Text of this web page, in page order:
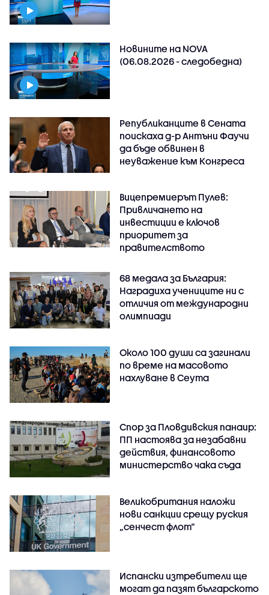
Новините на NOVA
(06.08.2026 - следобедна)
Републиканците в Сената
поискаха д-р Антъни Фаучи
да бъде обвинен в
неуважение към Конгреса
Вицепремиерът Пулев:
Привличането на
инвестиции е ключов
приоритет за
правителството
68 медала за България:
Наградиха учениците ни с
отличия от международни
олимпиади
Около 100 души са загинали
по време на масовото
нахлуване в Сеута
Спор за Пловдивския панаир:
ПП настоява за незабавни
действия, финансовото
министерство чака съда
Великобритания наложи
нови санкции срещу руския
„сенчест флот“
Испански изтребители ще
могат да пазят българското